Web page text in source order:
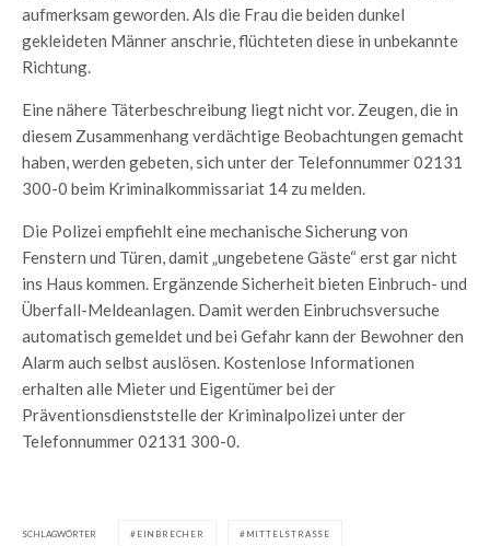
aufmerksam geworden. Als die Frau die beiden dunkel
gekleideten Männer anschrie, flüchteten diese in unbekannte
Richtung.
Eine nähere Täterbeschreibung liegt nicht vor. Zeugen, die in
diesem Zusammenhang verdächtige Beobachtungen gemacht
haben, werden gebeten, sich unter der Telefonnummer 02131
300-0 beim Kriminalkommissariat 14 zu melden.
Die Polizei empfiehlt eine mechanische Sicherung von
Fenstern und Türen, damit „ungebetene Gäste“ erst gar nicht
ins Haus kommen. Ergänzende Sicherheit bieten Einbruch- und
Überfall-Meldeanlagen. Damit werden Einbruchsversuche
automatisch gemeldet und bei Gefahr kann der Bewohner den
Alarm auch selbst auslösen. Kostenlose Informationen
erhalten alle Mieter und Eigentümer bei der
Präventionsdienststelle der Kriminalpolizei unter der
Telefonnummer 02131 300-0.
SCHLAGWÖRTER EINBRECHER MITTELSTRASSE